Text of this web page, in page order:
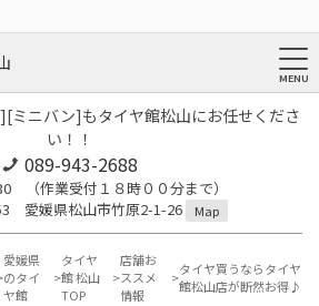
ミニバン]もタイヤ館松山にお任せくださ
い！！
089-943-2688
（作業受付１８時００分まで）
愛媛県松山市竹原2-1-26
Map
愛媛県
のタイ
ヤ館
タイヤ
館 松山
TOP
店舗お
ススメ
情報
タイヤ買うならタイヤ
館松山店が断然お得♪